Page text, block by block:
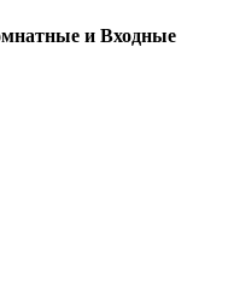
и Входные